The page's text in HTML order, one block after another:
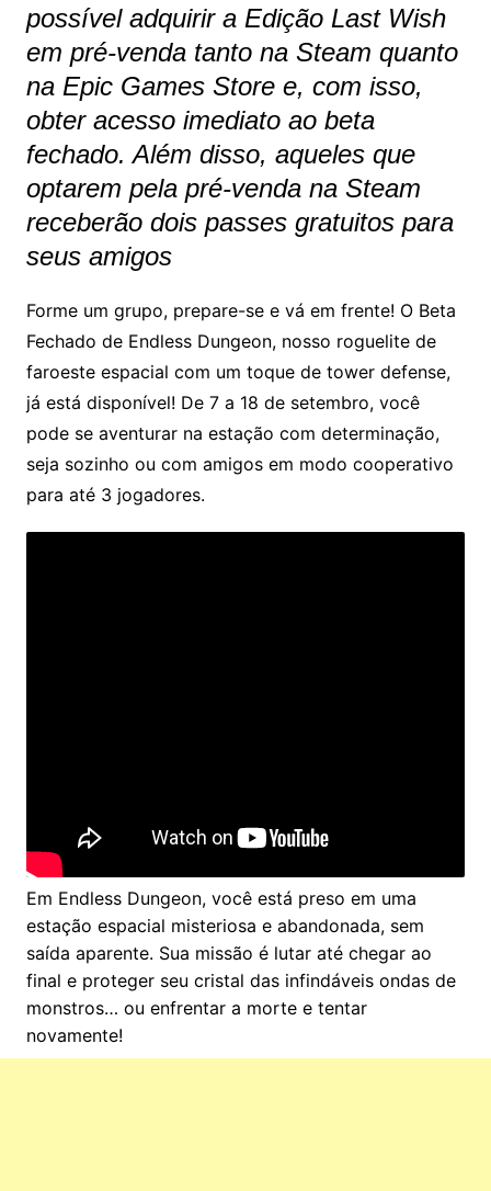
possível adquirir a Edição Last Wish
em pré-venda tanto na Steam quanto
na Epic Games Store e, com isso,
obter acesso imediato ao beta
fechado. Além disso, aqueles que
optarem pela pré-venda na Steam
receberão dois passes gratuitos para
seus amigos
Forme um grupo, prepare-se e vá em frente! O Beta
Fechado de Endless Dungeon, nosso roguelite de
faroeste espacial com um toque de tower defense,
já está disponível! De 7 a 18 de setembro, você
pode se aventurar na estação com determinação,
seja sozinho ou com amigos em modo cooperativo
para até 3 jogadores.
Em Endless Dungeon, você está preso em uma
estação espacial misteriosa e abandonada, sem
saída aparente. Sua missão é lutar até chegar ao
final e proteger seu cristal das infindáveis ondas de
monstros… ou enfrentar a morte e tentar
novamente!